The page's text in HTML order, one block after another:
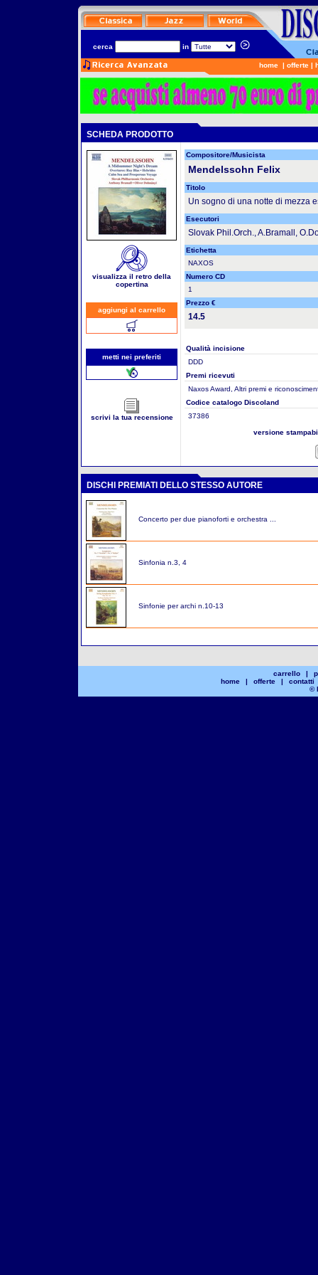
cerca in
home | offerte |
SCHEDA PRODOTTO
visualizza il retro della
copertina
aggiungi al carrello
metti nei preferiti
scrivi la tua recensione
Compositore/Musicista
Mendelssohn Felix
Titolo
Un sogno di una notte di mezza
Esecutori
Slovak Phil.Orch., A.Bramall,
Etichetta
NAXOS
Numero CD
1
Prezzo €
14.5
Qualità incisione
DDD
Premi ricevuti
Naxos Award, Altri premi e
Codice catalogo Discoland
37386
versione
DISCHI PREMIATI DELLO STESSO AUTORE
Concerto per due pianoforti e orchestra ...
Sinfonia n.3, 4
Sinfonie per archi n.10-13
carrello |
home
| offerte |
contatti
©